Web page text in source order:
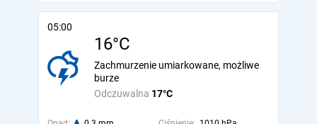
05:00
16°C
Odczuwalna 17°C
Zachmurzenie umiarkowane, możliwe
burze